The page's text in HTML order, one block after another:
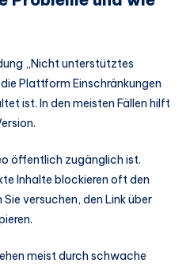
„Nicht unterstütztes
Plattform Einschränkungen
ist. In den meisten Fällen hilft
öffentlich zugänglich ist.
Inhalte blockieren oft den
versuchen, den Link über
meist durch schwache